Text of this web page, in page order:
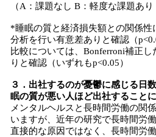
（A：課題なし B：軽度な課題あ
*睡眠の質と経済損失額との関係
分析を行い有意差ありと確認（
比較については、Bonferroni補正
りと確認（いずれもp<0.05）
３．出社するのが憂鬱に感じる日
眠の質が悪い人ほど出社すること
メンタルヘルスと長時間労働の関
いますが、近年の研究で長時間労
直接的な原因ではなく、長時間労